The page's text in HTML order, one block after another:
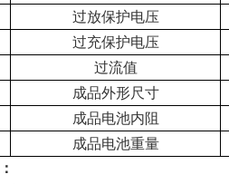
过放保护电压
过充保护电压
过流值
成品外形尺寸
成品电池内阻
成品电池重量